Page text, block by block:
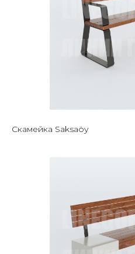
Скамейка Saksaöy